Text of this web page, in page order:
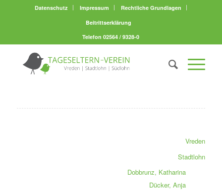
Datenschutz Impressum
Rechtliche Grundlagen
Beitrittserklärung
Telefon 02564 / 9328-0
Vreden
Stadtlohn
Dobbrunz, Katharina
Dücker, Anja